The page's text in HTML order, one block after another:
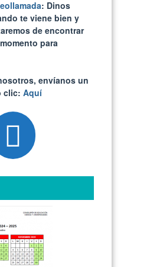
: Dinos
te viene bien y
de encontrar
para
envíanos un
clic: Aquí